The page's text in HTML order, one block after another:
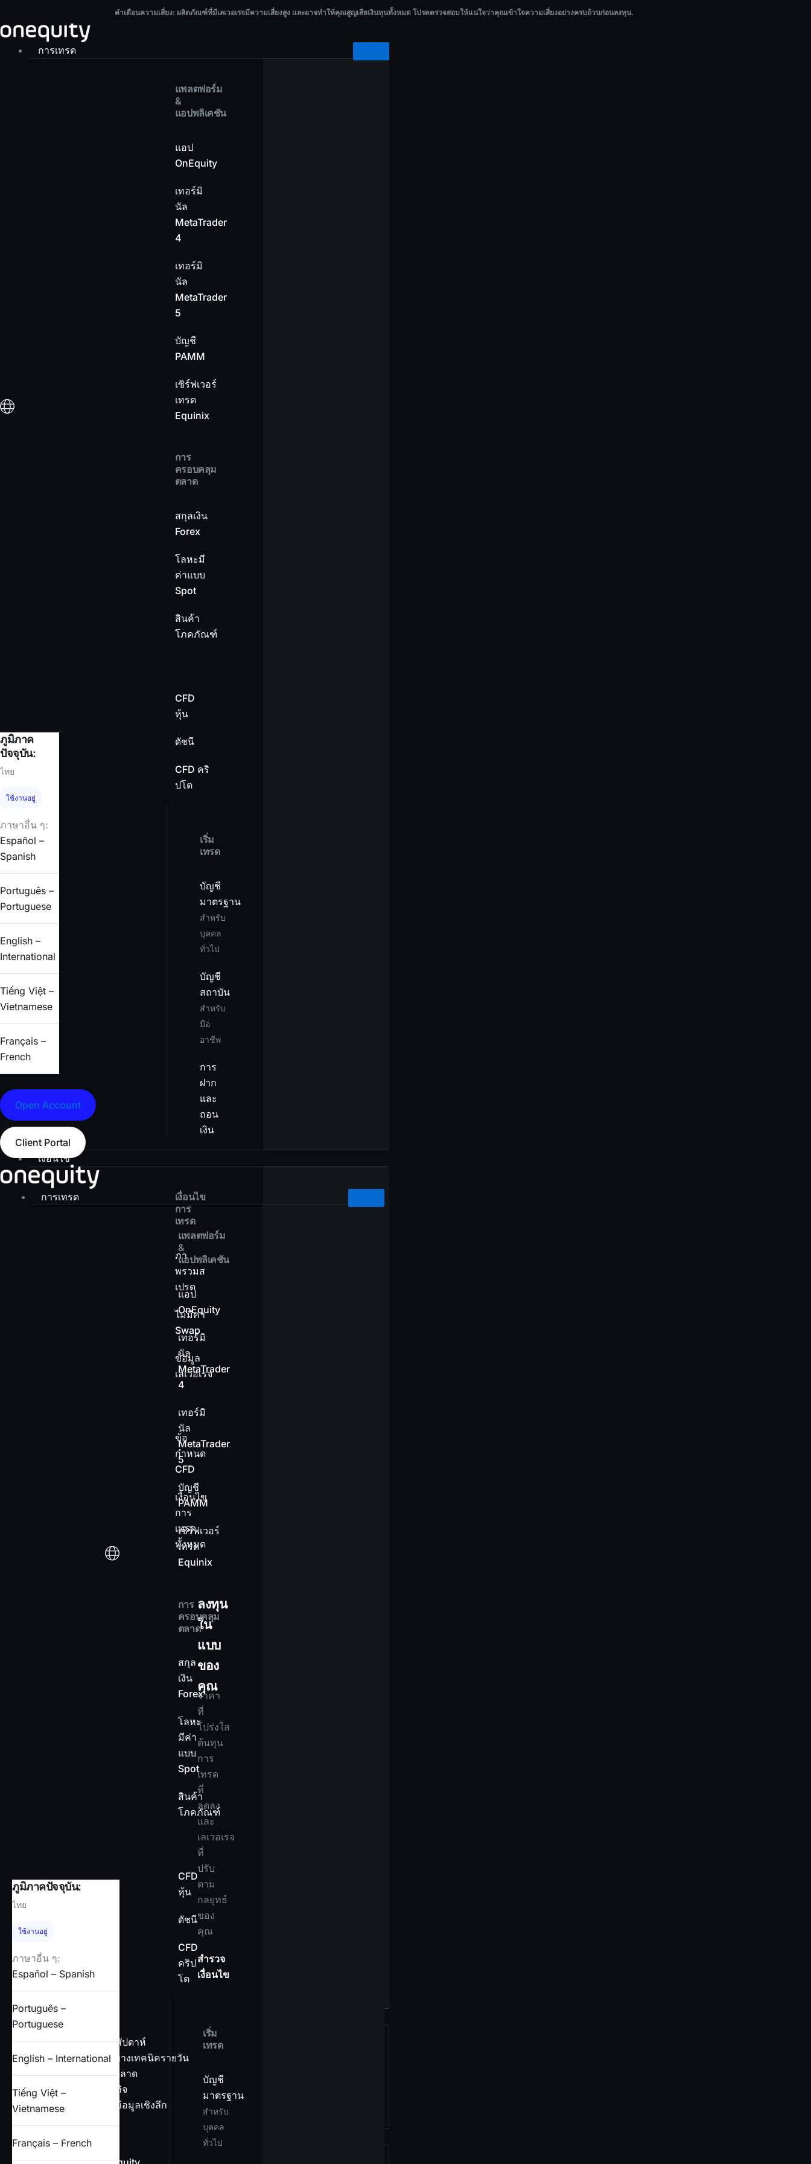
to
content
คำเตือนความเสี่ยง: ผลิตภัณฑ์ที่มีเลเวอเรจมีความเสี่ยงสูง และอาจทำให้คุณสูญเสียเงินทุนทั้งหมด โปรดตรวจสอบให้แน่ใจว่าคุณเข้าใจความเสี่ยงอย่างครบถ้วนก่อนลงทุน.
ผลิตภัณฑ์ที่มีเลเวอเรจมีความเสี่ยงสูง และอาจทำให้คุณสูญเสียเงินทุนทั้งหมด โปรดตรวจสอบให้แน่ใจว่าคุณเข้าใจความเสี่ยงอย่างครบถ้วนก่อนลงทุน.
การเทรด
แพลตฟอร์ม
&
แอปพลิเคชัน
แอป
OnEquity
เทอร์มิ
นัล
MetaTrader
4
เทอร์มิ
นัล
MetaTrader
5
บัญชี
PAMM
เซิร์ฟเวอร์
เทรด
Equinix
การ
ครอบคลุม
ตลาด
สกุลเงิน
Forex
โลหะมี
ค่าแบบ
Spot
สินค้า
โภคภัณฑ์
CFD
หุ้น
ดัชนี
CFD คริ
ปโต
เริ่ม
เทรด
บัญชี
มาตรฐาน
สำหรับ
บุคคล
ทั่วไป
บัญชี
สถาบัน
สำหรับ
มือ
อาชีพ
การ
ฝาก
และ
ถอน
เงิน
เงื่อนไข
เงื่อนไข
การ
เทรด
ภา
พรวมส
เปรด
ไม่มีค่า
Swap
ข้อมูล
เลเวอเรจ
ข้อ
กำหนด
CFD
เงื่อนไข
การ
เทรด
ทั้งหมด
ลงทุน
ใน
แบบ
ของ
คุณ
ราคา
ที่
โปร่งใส
ต้นทุน
การ
เทรด
ที่
ลดลง
และ
เลเวอเรจ
ที่
ปรับ
ตาม
กลยุทธ์
ของ
คุณ
สำรวจ
เงื่อนไข
เครื่องมือ
ภาพรวมรายสัปดาห์
บทวิเคราะห์ทางเทคนิครายวัน
บทวิเคราะห์ตลาด
ปฏิทินเศรษฐกิจ
ข่าวสารและข้อมูลเชิงลึก
เกี่ยวกับเรา
ภูมิภาค
ปัจจุบัน:
ไทย
ใช้งานอยู่
ภาษาอื่น ๆ:
Español –
Spanish
Português –
Portuguese
English –
International
Tiếng Việt –
Vietnamese
Français –
French
Open Account
Client Portal
การเทรด
แพลตฟอร์ม
&
แอปพลิเคชัน
แอป
OnEquity
เทอร์มิ
นัล
MetaTrader
4
เทอร์มิ
นัล
MetaTrader
5
บัญชี
PAMM
เซิร์ฟเวอร์
เทรด
Equinix
การ
ครอบคลุม
ตลาด
สกุล
เงิน
Forex
โลหะ
มีค่า
แบบ
Spot
สินค้า
โภคภัณฑ์
CFD
หุ้น
ดัชนี
CFD
คริป
โต
เริ่ม
เทรด
บัญชี
มาตรฐาน
สำหรับ
บุคคล
ทั่วไป
ภูมิภาคปัจจุบัน:
ไทย
ใช้งานอยู่
ภาษาอื่น ๆ:
Español – Spanish
Português –
Portuguese
English – International
Tiếng Việt –
Vietnamese
Français – French